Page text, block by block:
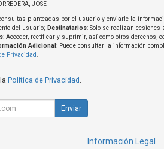
JOSE
planteadas por el usuario y enviarle la
del usuario; Destinatarios: Solo se realizan cesiones
: Acceder, rectificar y suprimir, así como otros derechos,
Adicional : Puede consultar la información
Privacidad.
Política de Privacidad .
Enviar
Información Legal